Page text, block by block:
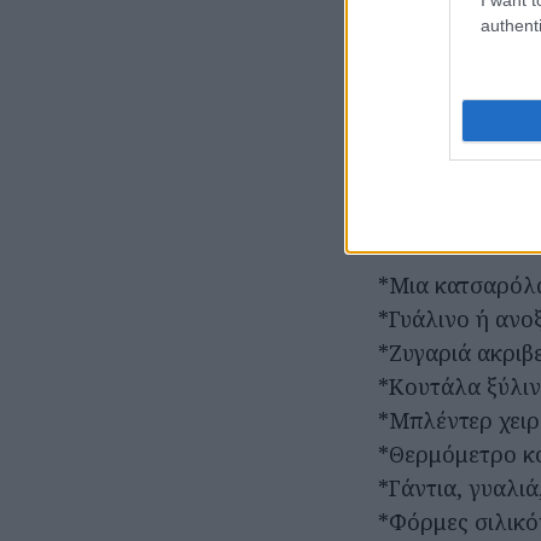
*134 γρ.
*300 ml
Προαιρετικά:
κανέλα,
*Μια
*Γυάλινο ή
*Ζυγαριά
*Κουτάλα
*Μπλέντερ
*Θερμόμετρο
*Γάντια,
*Φόρμες